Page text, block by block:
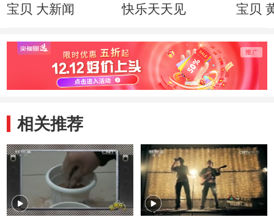
宝贝 大新闻
快乐天天见
宝贝
相关推荐